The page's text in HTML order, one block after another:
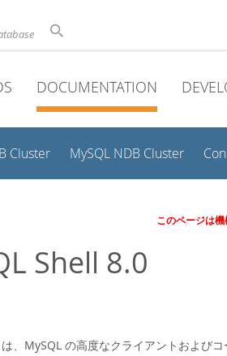
DOCUMENTATION
Cluster MySQL NDB Cluster
このページは機
Shell 8.0
、MySQL の高度なクライアントおよび